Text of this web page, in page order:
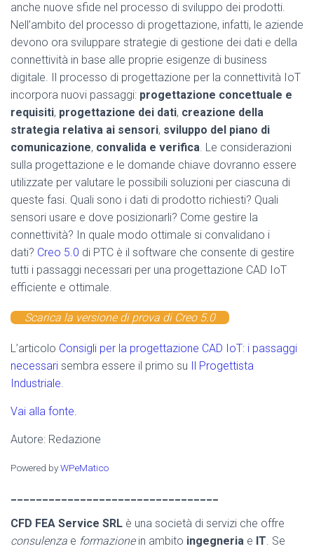
anche nuove sfide nel processo di sviluppo dei prodotti.
Nell’ambito del processo di progettazione, infatti, le aziende
devono ora sviluppare strategie di gestione dei dati e della
connettività in base alle proprie esigenze di business
digitale. Il processo di progettazione per la connettività IoT
incorpora nuovi passaggi: progettazione concettuale e
requisiti, progettazione dei dati, creazione della
strategia relativa ai sensori, sviluppo del piano di
comunicazione, convalida e verifica. Le considerazioni
sulla progettazione e le domande chiave dovranno essere
utilizzate per valutare le possibili soluzioni per ciascuna di
queste fasi. Quali sono i dati di prodotto richiesti? Quali
sensori usare e dove posizionarli? Come gestire la
connettività? In quale modo ottimale si convalidano i
dati? Creo 5.0 di PTC è il software che consente di gestire
tutti i passaggi necessari per una progettazione CAD IoT
efficiente e ottimale.
Scarica la versione di prova di Creo 5.0
L’articolo Consigli per la progettazione CAD IoT: i passaggi
necessari sembra essere il primo su Il Progettista
Industriale.
Vai alla fonte.
Autore: Redazione
Powered byWPeMatico
CFD FEA Service SRL è una società di servizi che offre
consulenza e formazionein ambito ingegneria e IT. Se